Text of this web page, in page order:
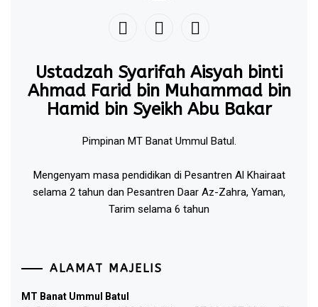
Ustadzah Syarifah Aisyah binti
Ahmad Farid bin Muhammad bin
Hamid bin Syeikh Abu Bakar
Pimpinan MT Banat Ummul Batul.
Mengenyam masa pendidikan di Pesantren Al Khairaat
selama 2 tahun dan Pesantren Daar Az-Zahra, Yaman,
Tarim selama 6 tahun
ALAMAT MAJELIS
MT Banat Ummul Batul